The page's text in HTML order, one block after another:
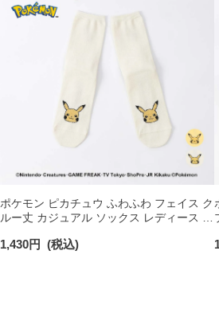
ポケモン ピカチュウ ふわふわ フェイス ク
ルー丈 カジュアル ソックス レディース 日
1,430円 (税込)